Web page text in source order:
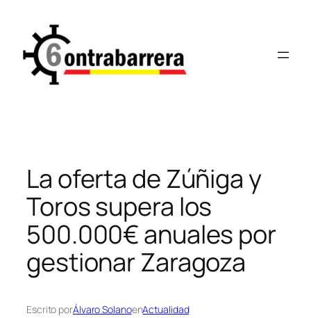
contenido
La oferta de Zúñiga y
Toros supera los
500.000€ anuales por
gestionar Zaragoza
Escrito porÁlvaro SolanoenActualidad